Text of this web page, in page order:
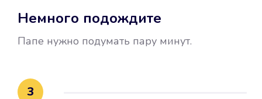
воспользовались бесплатной
это открыло новые возможности в
Немного подождите
Папе нужно подумать пару минут.
3